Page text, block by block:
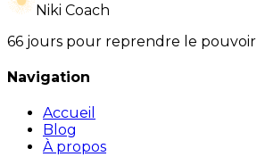
Niki Coach
66 jours pour reprendre le pouvoir
Navigation
Accueil
Blog
À propos